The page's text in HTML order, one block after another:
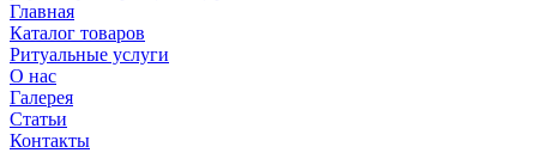
Главная
Каталог товаров
Ритуальные услуги
О нас
Галерея
Статьи
Контакты